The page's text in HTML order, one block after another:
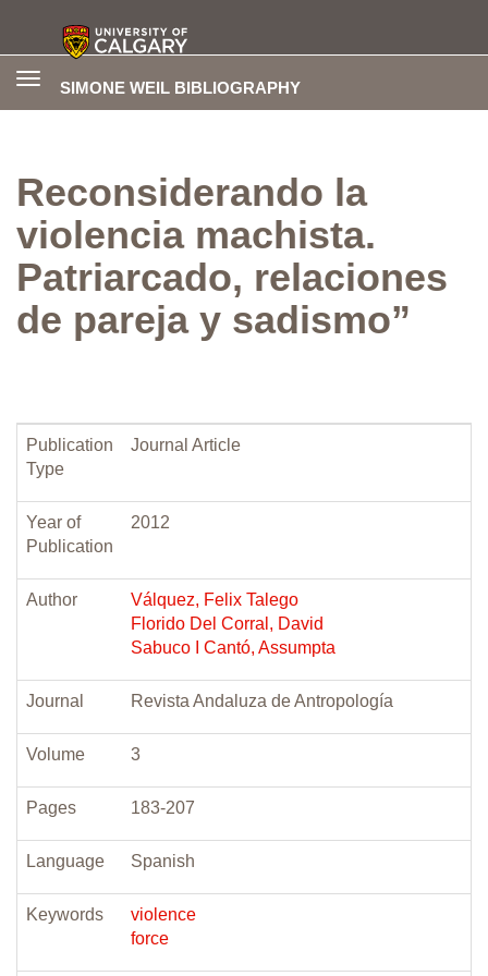
SIMONE WEIL BIBLIOGRAPHY
Toggle
Reconsiderando la
violencia machista.
Patriarcado, relaciones
de pareja y sadismo”
Publication
Type
Journal Article
Year of
Publication
2012
Author
Válquez, Felix Talego
Florido Del Corral, David
Sabuco I Cantó, Assumpta
Journal Revista Andaluza de Antropología
Volume 3
Pages 183-207
Language Spanish
Keywords
violence
force